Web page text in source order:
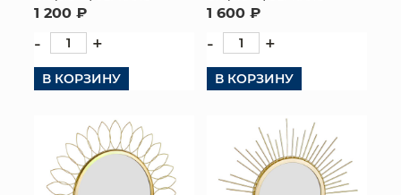
МЯГКИЕ ИГРУШКИ
КОРЗИНЫ
ЯЩИКИ
ИСКУССТВЕННЫЕ ЦВЕТЫ
1 200 ₽
- +
В КОРЗИНУ
1 600 ₽
- +
В КОРЗИНУ